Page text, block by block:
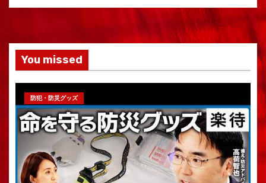
You missed
防犯・防災グッズ